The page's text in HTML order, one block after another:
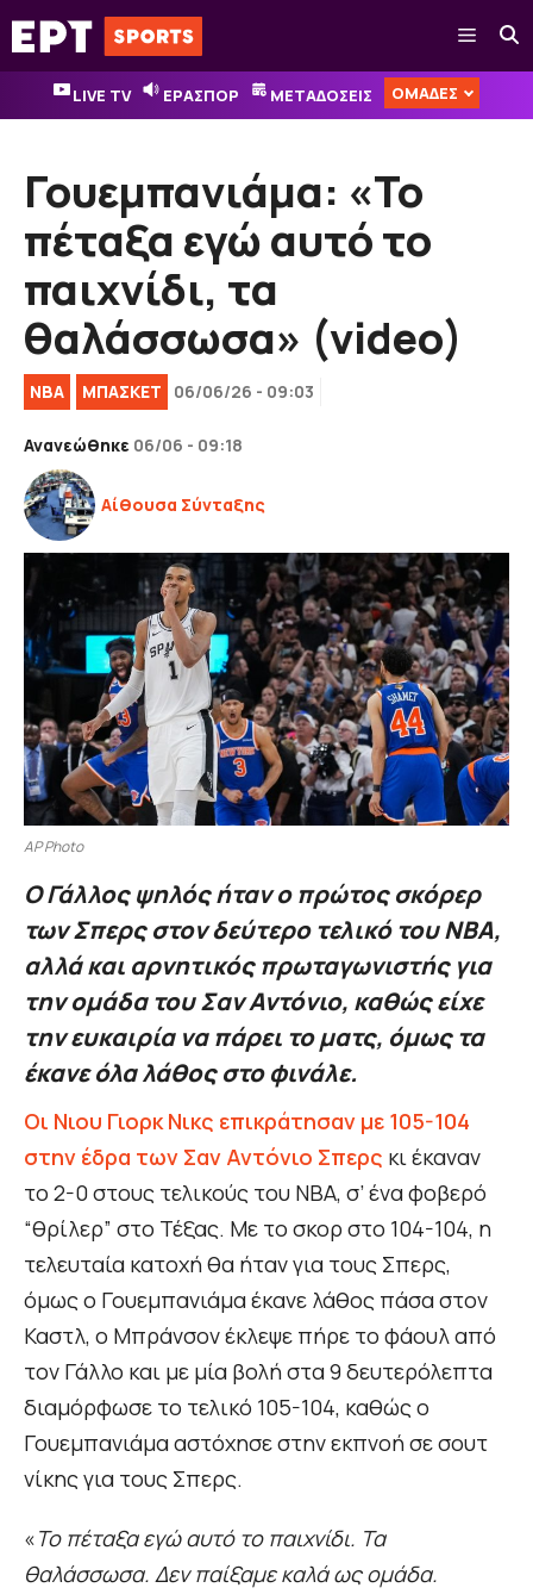
Μετάβαση
σε
περιεχόμενο
Μενού
LIVE TV ΕΡΑΣΠΟΡ ΜΕΤΑΔΟΣΕΙΣ ΟΜΑΔΕΣ
Γουεμπανιάμα: «Το
πέταξα εγώ αυτό το
παιχνίδι, τα
θαλάσσωσα» (video)
NBA ΜΠΑΣΚΕΤ 06/06/26 - 09:03
Ανανεώθηκε 06/06 - 09:18
Αίθουσα Σύνταξης
AP Photo
Ο Γάλλος ψηλός ήταν ο πρώτος σκόρερ
των Σπερς στον δεύτερο τελικό του ΝΒΑ,
αλλά και αρνητικός πρωταγωνιστής για
την ομάδα του Σαν Αντόνιο, καθώς είχε
την ευκαιρία να πάρει το ματς, όμως τα
έκανε όλα λάθος στο φινάλε.
Οι Νιου Γιορκ Νικς επικράτησαν με 105-104
στην έδρα των Σαν Αντόνιο Σπερς κι έκαναν
το 2-0 στους τελικούς του ΝΒΑ, σ’ ένα φοβερό
“θρίλερ” στο Τέξας. Με το σκορ στο 104-104, η
τελευταία κατοχή θα ήταν για τους Σπερς,
όμως ο Γουεμπανιάμα έκανε λάθος πάσα στον
Καστλ, ο Μπράνσον έκλεψε πήρε το φάουλ από
τον Γάλλο και με μία βολή στα 9 δευτερόλεπτα
διαμόρφωσε το τελικό 105-104, καθώς ο
Γουεμπανιάμα αστόχησε στην εκπνοή σε σουτ
νίκης για τους Σπερς.
«Το πέταξα εγώ αυτό το παιχνίδι. Τα
θαλάσσωσα. Δεν παίξαμε καλά ως ομάδα.